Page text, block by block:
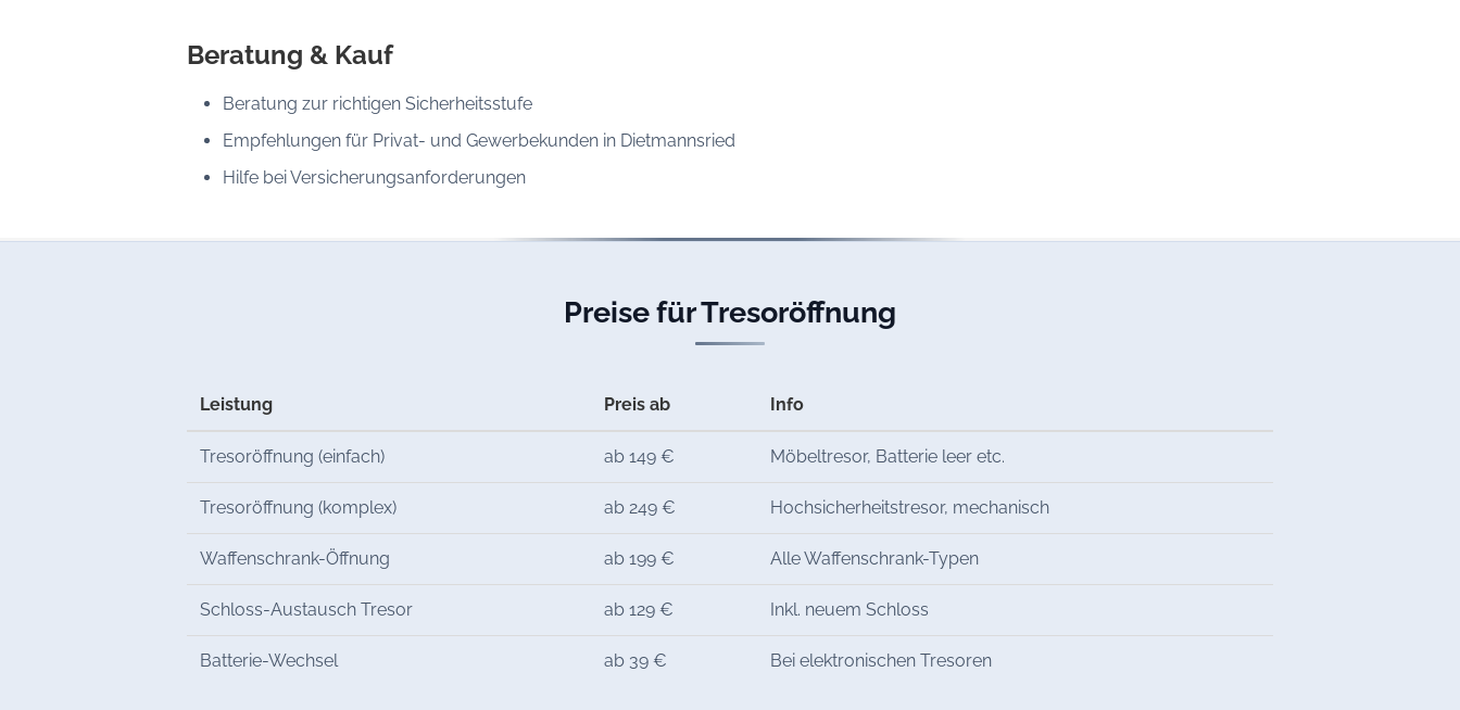
Beratung & Kauf
Beratung zur richtigen Sicherheitsstufe
Empfehlungen für Privat- und Gewerbekunden in Dietmannsried
Hilfe bei Versicherungsanforderungen
Preise für Tresoröffnung
Leistung Preis ab Info
Tresoröffnung (einfach) ab 149 € Möbeltresor, Batterie leer etc.
Tresoröffnung (komplex) ab 249 € Hochsicherheitstresor, mechanisch
Waffenschrank-Öffnung ab 199 € Alle Waffenschrank-Typen
Schloss-Austausch Tresor ab 129 € Inkl. neuem Schloss
Batterie-Wechsel ab 39 € Bei elektronischen Tresoren